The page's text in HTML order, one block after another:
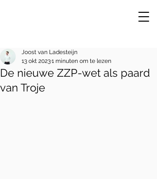
VE
De nieuwe ZZP-wet als paard
van Troje
Joost van Ladesteijn
13 okt 20231 minuten om te lezen